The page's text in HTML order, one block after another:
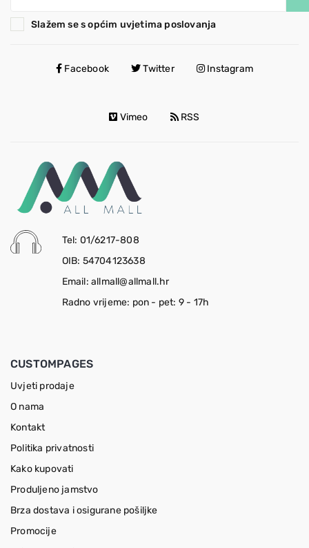
Slažem se s općim uvjetima poslovanja
Facebook Twitter Instagram
Vimeo RSS
Tel: 01/6217-808
OIB: 54704123638
Email: allmall@allmall.hr
Radno vrijeme: pon - pet: 9 - 17h
CUSTOMPAGES
Uvjeti prodaje
O nama
Kontakt
Politika privatnosti
Kako kupovati
Produljeno jamstvo
Brza dostava i osigurane pošiljke
Promocije